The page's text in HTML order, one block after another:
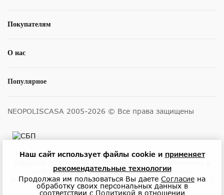
Покупателям
О нас
Популярное
NEOPOLISCASA 2005-2026 © Все права защищены
Размещенные на сайте цены не являются публичной
любое время без уведомления. Актуальную
информацию о ценах и наличии товара можно узнать у
менеджеров по телефону или в салонах.
Наш сайт использует файлы cookie и применяет
рекомендательные технологии
Продолжая им пользоваться Вы даете Согласие на
обработку своих персональных данных в
соответствии с Политикой в отношении